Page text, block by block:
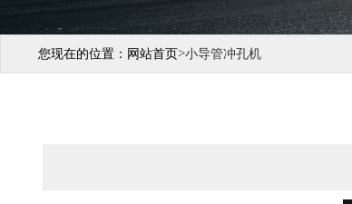
您现在的位置： 网站首页>小导管冲孔机